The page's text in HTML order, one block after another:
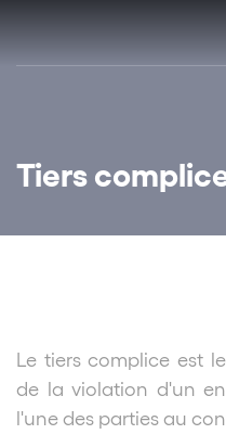
Tiers
Le tiers complice est
de la violation d'un
l'une des parties au